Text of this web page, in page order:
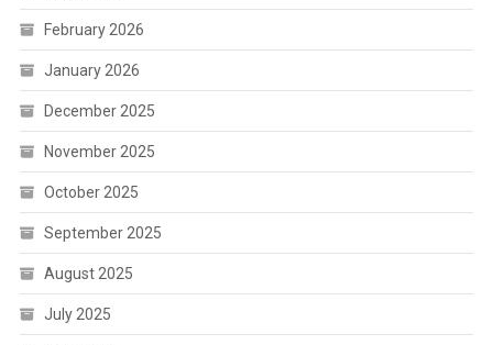
February 2026
January 2026
December 2025
November 2025
October 2025
September 2025
August 2025
July 2025